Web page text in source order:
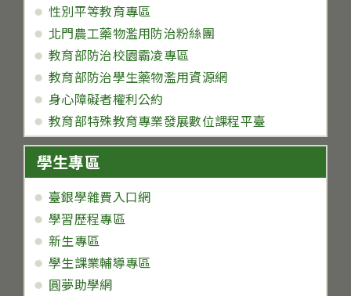
性別平等教育專區
北門農工藥物濫用防治粉絲團
教育部防治校園霸凌專區
教育部防治學生藥物濫用資源網
身心障礙者權利公約
教育部特殊教育專業發展數位課程平臺
學生專區
臺銀學雜費入口網
學習歷程專區
新生專區
學生課業輔導專區
圓夢助學網